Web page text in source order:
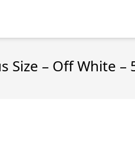
Size – Off White –